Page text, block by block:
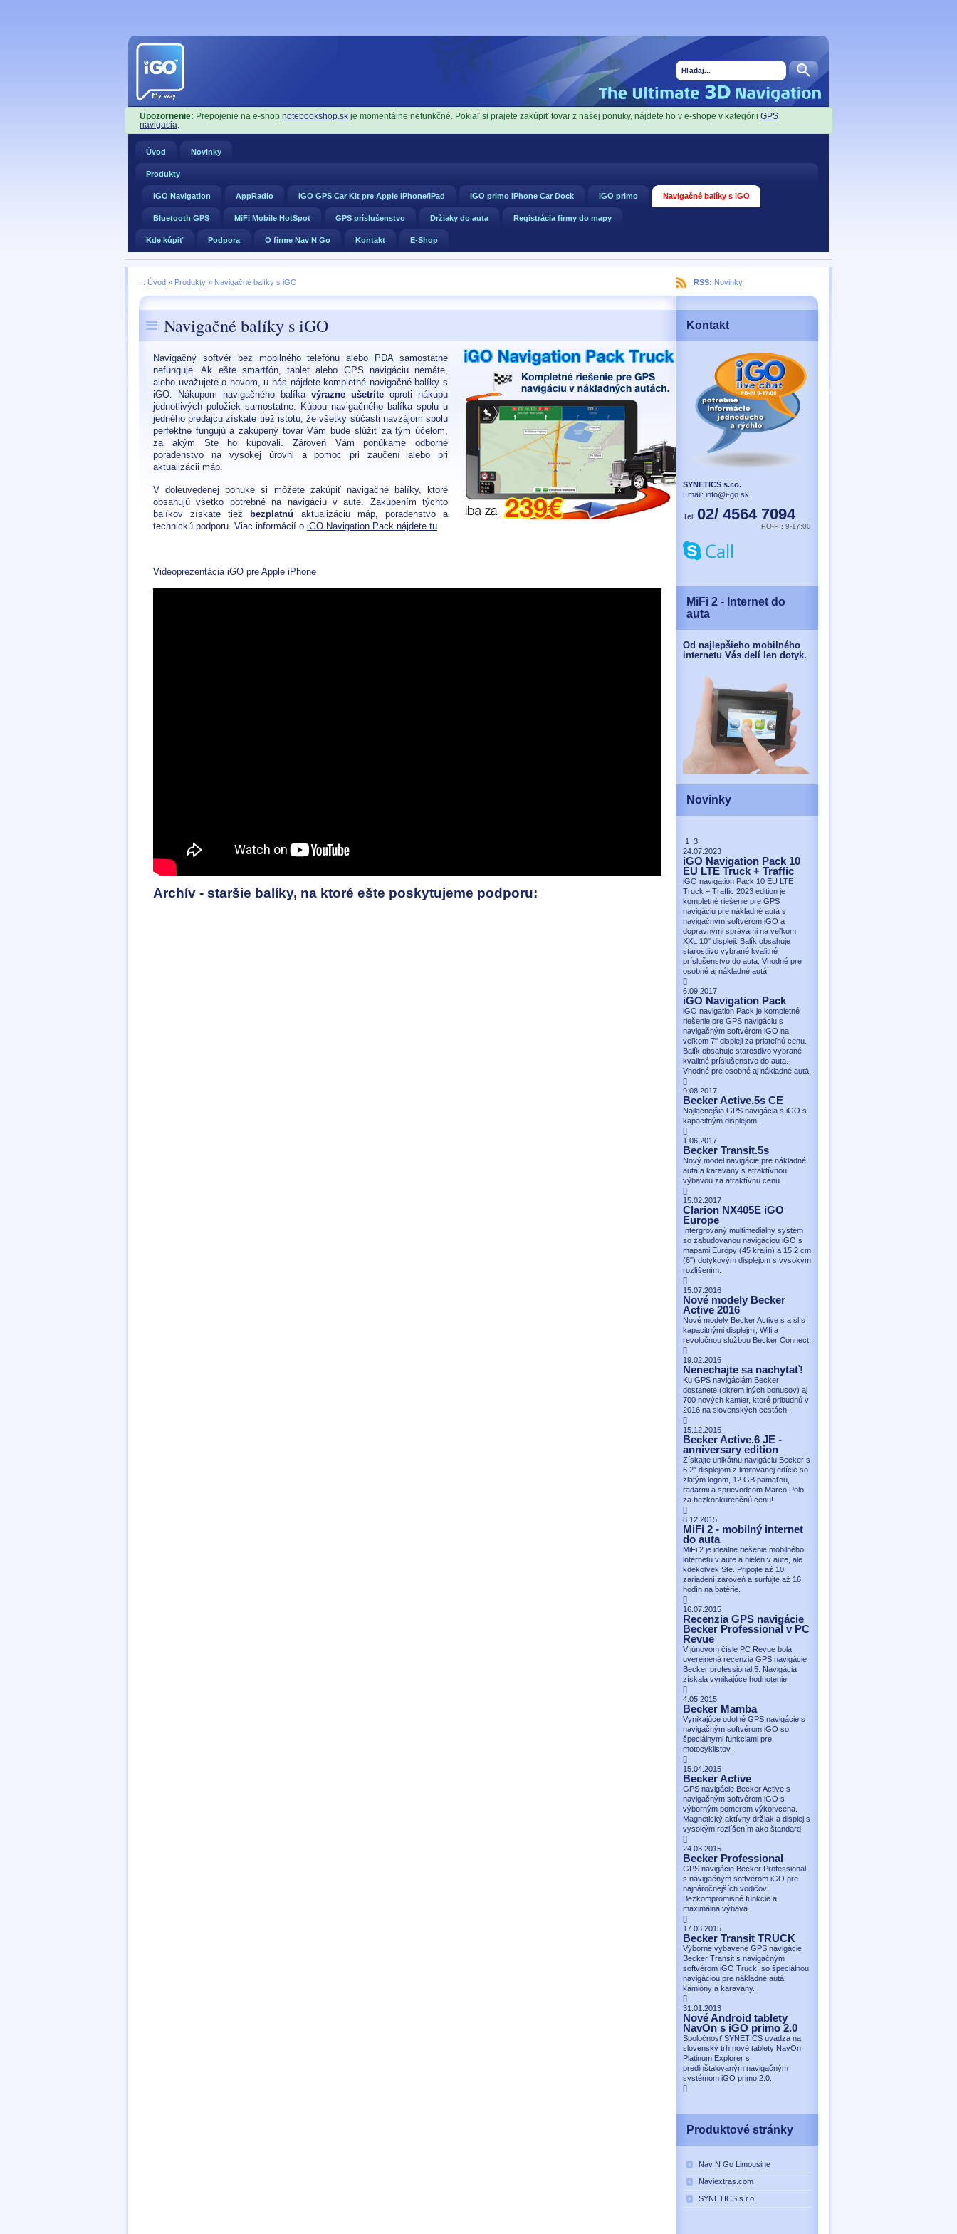
Upozornenie: Prepojenie na e-shop notebookshop.sk je momentálne nefunkčné. Pokiaľ si prajete zakúpiť tovar z našej ponuky, nájdete ho v e-shope v kategórii GPS
navigacia.
Úvod Novinky
Produkty
iGO Navigation AppRadio iGO GPS Car Kit pre Apple iPhone/iPad iGO primo iPhone Car Dock iGO primo Navigačné balíky s iGO
Bluetooth GPS MiFi Mobile HotSpot GPS príslušenstvo Držiaky do auta Registrácia firmy do mapy
Kde kúpiť Podpora O firme Nav N Go Kontakt E-Shop
RSS: Novinky
::: Úvod » Produkty » Navigačné balíky s iGO
Navigačné balíky s iGO
Navigačný softvér bez mobilného telefónu alebo PDA samostatne
nefunguje. Ak ešte smartfón, tablet alebo GPS navigáciu nemáte,
alebo uvažujete o novom, u nás nájdete kompletné navigačné balíky s
iGO. Nákupom navigačného balíka výrazne ušetríte oproti nákupu
jednotlivých položiek samostatne. Kúpou navigačného balíka spolu u
jedného predajcu získate tiež istotu, že všetky súčasti navzájom spolu
perfektne fungujú a zakúpený tovar Vám bude slúžiť za tým účelom,
za akým Ste ho kupovali. Zároveň Vám ponúkame odborné
poradenstvo na vysokej úrovni a pomoc pri zaučení alebo pri
aktualizácii máp.
V doleuvedenej ponuke si môžete zakúpiť navigačné balíky, ktoré
obsahujú všetko potrebné na navigáciu v aute. Zakúpením týchto
balíkov získate tiež
bezplatnú aktualizáciu máp, poradenstvo a
technickú podporu. Viac informácií o iGO Navigation Pack nájdete tu.
Videoprezentácia iGO pre Apple iPhone
Archív - staršie balíky, na ktoré ešte poskytujeme podporu:
Kontakt
SYNETICS s.r.o.
Email: info@i-go.sk
Tel: 02/ 4564 7094
PO-PI: 9-17:00
MiFi 2 - Internet do
auta
Od najlepšieho mobilného
internetu Vás delí len dotyk.
Novinky
1 3
24.07.2023
iGO Navigation Pack 10
EU LTE Truck + Traffic
iGO navigation Pack 10 EU LTE
Truck + Traffic 2023 edition je
kompletné riešenie pre GPS
navigáciu pre nákladné autá s
navigačným softvérom iGO a
dopravnými správami na veľkom
XXL 10" displeji. Balík obsahuje
starostlivo vybrané kvalitné
príslušenstvo do auta. Vhodné pre
osobné aj nákladné autá.
[]
6.09.2017
iGO Navigation Pack
iGO navigation Pack je kompletné
riešenie pre GPS navigáciu s
navigačným softvérom iGO na
veľkom 7" displeji za priateľnú cenu.
Balík obsahuje starostlivo vybrané
kvalitné príslušenstvo do auta.
Vhodné pre osobné aj nákladné autá.
[]
9.08.2017
Becker Active.5s CE
Najlacnejšia GPS navigácia s iGO s
kapacitným displejom.
[]
1.06.2017
Becker Transit.5s
Nový model navigácie pre nákladné
autá a karavany s atraktívnou
výbavou za atraktívnu cenu.
[]
15.02.2017
Clarion NX405E iGO
Europe
Intergrovaný multimediálny systém
so zabudovanou navigáciou iGO s
mapami Európy (45 krajín) a 15,2 cm
(6") dotykovým displejom s vysokým
rozlíšením.
[]
15.07.2016
Nové modely Becker
Active 2016
Nové modely Becker Active s a sl s
kapacitnými displejmi, Wifi a
revolučnou službou Becker Connect.
[]
19.02.2016
Nenechajte sa nachytať!
Ku GPS navigáciám Becker
dostanete (okrem iných bonusov) aj
700 nových kamier, ktoré pribudnú v
2016 na slovenských cestách.
[]
15.12.2015
Becker Active.6 JE -
anniversary edition
Získajte unikátnu navigáciu Becker s
6.2" displejom z limitovanej edície so
zlatým logom, 12 GB pamäťou,
radarmi a sprievodcom Marco Polo
za bezkonkurenčnú cenu!
[]
8.12.2015
MiFi 2 - mobilný internet
do auta
MiFi 2 je ideálne riešenie mobilného
internetu v aute a nielen v aute, ale
kdekoľvek Ste. Pripojte až 10
zariadení zároveň a surfujte až 16
hodín na batérie.
[]
16.07.2015
Recenzia GPS navigácie
Becker Professional v PC
Revue
V júnovom čísle PC Revue bola
uverejnená recenzia GPS navigácie
Becker professional.5. Navigácia
získala vynikajúce hodnotenie.
[]
4.05.2015
Becker Mamba
Vynikajúce odolné GPS navigácie s
navigačným softvérom iGO so
špeciálnymi funkciami pre
motocyklistov.
[]
15.04.2015
Becker Active
GPS navigácie Becker Active s
navigačným softvérom iGO s
výborným pomerom výkon/cena.
Magnetický aktívny držiak a displej s
vysokým rozlíšením ako štandard.
[]
24.03.2015
Becker Professional
GPS navigácie Becker Professional
s navigačným softvérom iGO pre
najnáročnejších vodičov.
Bezkompromisné funkcie a
maximálna výbava.
[]
17.03.2015
Becker Transit TRUCK
Výborne vybavené GPS navigácie
Becker Transit s navigačným
softvérom iGO Truck, so špeciálnou
navigáciou pre nákladné autá,
kamióny a karavany.
[]
31.01.2013
Nové Android tablety
NavOn s iGO primo 2.0
Spoločnosť SYNETICS uvádza na
slovenský trh nové tablety NavOn
Platinum Explorer s
predinštalovaným navigačným
systémom iGO primo 2.0.
[]
Produktové stránky
Nav N Go Limousine
Naviextras.com
SYNETICS s.r.o.